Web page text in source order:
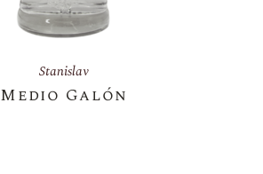
Stanislav
Medio Galón